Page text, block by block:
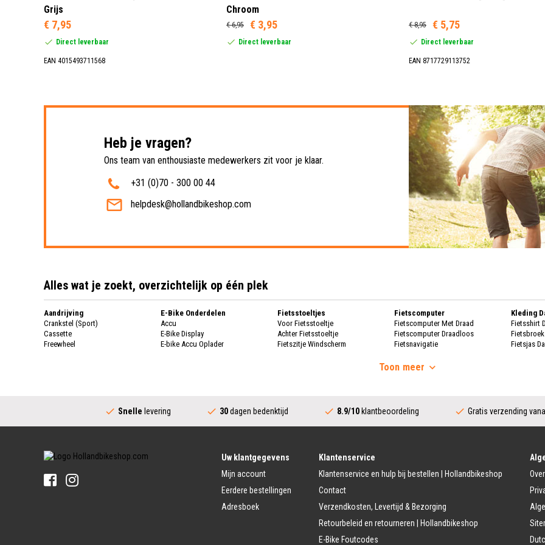
Grijs
€ 7,95
Direct leverbaar
EAN 4015493711568
Chroom
€ 6,95 € 3,95
Direct leverbaar
€ 8,95 € 5,75
Direct leverbaar
EAN 8717729113752
Heb je vragen?
Ons team van enthousiaste medewerkers zit voor je klaar.
+31 (0)70 - 300 00 44
helpdesk@hollandbikeshop.com
Alles wat je zoekt, overzichtelijk op één plek
Aandrijving
Crankstel (Sport)
Cassette
Freewheel
Versnellingshendel (Stads)
Buitenbanden
Fiets Binnenband
E-Bike Onderdelen
Accu
E-Bike Display
E-bike Accu Oplader
Stuur
Fietsstoeltjes
Voor Fietsstoeltje
Achter Fietsstoeltje
Fietszitje Windscherm
Fietssloten
Ringslot
Beugelslot
Fietstas
Dubbele Fietstassen
Enkele Fietstassen
Stuur Fietstassen
Fietscomputer
Fietscomputer Met Draad
Fietscomputer Draadloos
Fietsnavigatie
Voeding
Bescherming
Fietshoes
Fietstrainers
Handwarmer/Handmof
Kinder Accessoires
Kleding
Fietsshirt
Fietsbroek
Fietsjas
Poncho
Fietsbroek
Fietsjas
Fietshelm
Toon meer
Snelle levering 30dagen bedenktijd 8.9/10klantbeoordeling Gratis verzending
Uw klantgegevens
Mijn account
Eerdere bestellingen
Adresboek
Klantenservice
Klantenservice en hulp bij bestellen | Hollandbikeshop
Contact
Verzendkosten, Levertijd & Bezorging
Retourbeleid en retourneren | Hollandbikeshop
E-Bike Foutcodes